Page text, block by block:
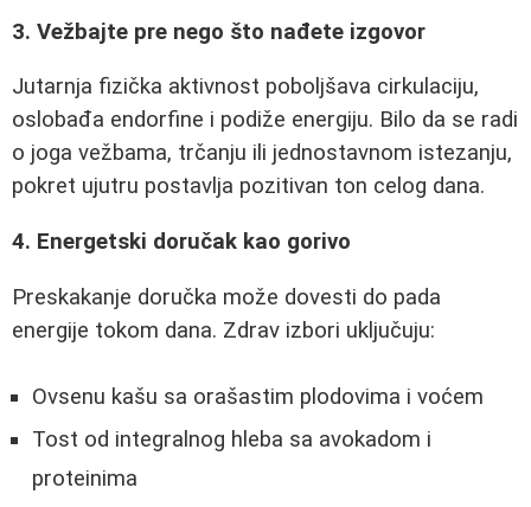
3. Vežbajte pre nego što nađete izgovor
Jutarnja fizička aktivnost poboljšava cirkulaciju,
oslobađa endorfine i podiže energiju. Bilo da se radi
o joga vežbama, trčanju ili jednostavnom istezanju,
pokret ujutru postavlja pozitivan ton celog dana.
4. Energetski doručak kao gorivo
Preskakanje doručka može dovesti do pada
energije tokom dana. Zdrav izbori uključuju:
Ovsenu kašu sa orašastim plodovima i voćem
Tost od integralnog hleba sa avokadom i
proteinima